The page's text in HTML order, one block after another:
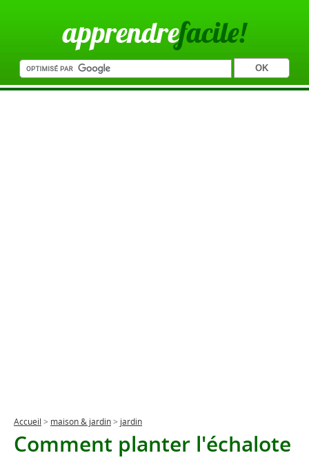
apprendrefacile!
Accueil > maison & jardin> jardin
Comment planter l'échalote